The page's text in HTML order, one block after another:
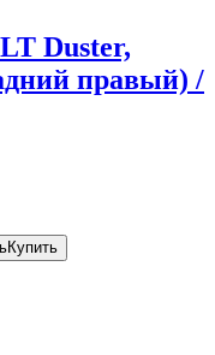
Duster,
правый) /
Купить